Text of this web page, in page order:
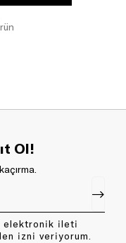
Ol!
elektronik ileti
izni veriyorum.